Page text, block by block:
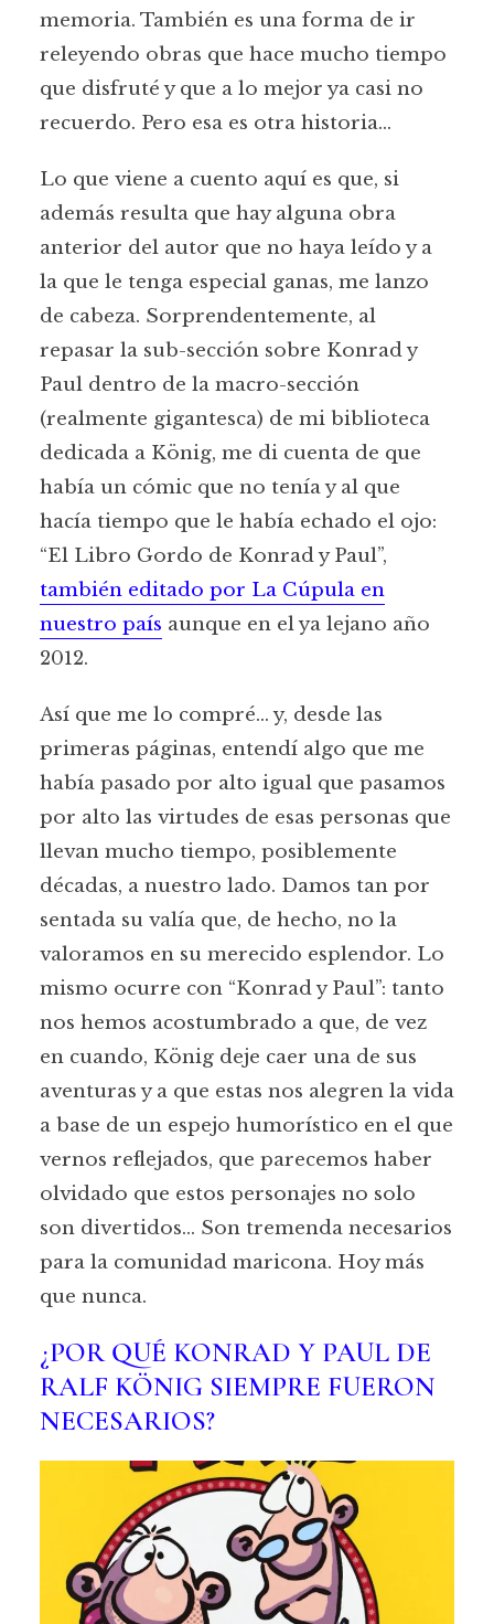
memoria. También es una forma de ir
releyendo obras que hace mucho tiempo
que disfruté y que a lo mejor ya casi no
recuerdo. Pero esa es otra historia…
Lo que viene a cuento aquí es que, si
además resulta que hay alguna obra
anterior del autor que no haya leído y a
la que le tenga especial ganas, me lanzo
de cabeza. Sorprendentemente, al
repasar la sub-sección sobre Konrad y
Paul dentro de la macro-sección
(realmente gigantesca) de mi biblioteca
dedicada a König, me di cuenta de que
había un cómic que no tenía y al que
hacía tiempo que le había echado el ojo:
“El Libro Gordo de Konrad y Paul”,
también editado por La Cúpula en
nuestro país aunque en el ya lejano año
2012.
Así que me lo compré… y, desde las
primeras páginas, entendí algo que me
había pasado por alto igual que pasamos
por alto las virtudes de esas personas que
llevan mucho tiempo, posiblemente
décadas, a nuestro lado. Damos tan por
sentada su valía que, de hecho, no la
valoramos en su merecido esplendor. Lo
mismo ocurre con “Konrad y Paul”: tanto
nos hemos acostumbrado a que, de vez
en cuando, König deje caer una de sus
aventuras y a que estas nos alegren la vida
a base de un espejo humorístico en el que
vernos reflejados, que parecemos haber
olvidado que estos personajes no solo
son divertidos… Son tremenda necesarios
para la comunidad maricona. Hoy más
que nunca.
¿POR QUÉ KONRAD Y PAUL DE
RALF KÖNIG SIEMPRE FUERON
NECESARIOS?